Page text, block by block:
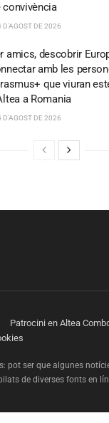
convivència
D'AGOST DE 2026
amics, descobrir
amb les
que viuran
a Romania
D'AGOST DE 2026
Patrocini en Altea
pot ser que algunes
de diverses fonts en